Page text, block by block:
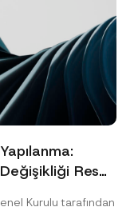
Resmî
Kurulu tarafından